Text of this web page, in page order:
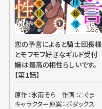
恋の予言によると騎士団長様
とモフモフ好きなギルド受付
嬢は最高の相性らしいです。
【第1話】
原作：氷雨そら
作画：こぐま
キャラクター原案：ボダックス